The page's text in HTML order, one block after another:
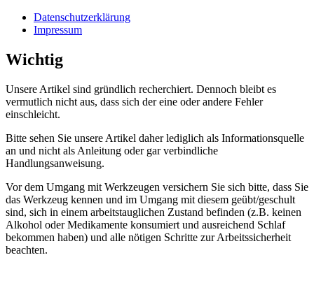
Datenschutzerklärung
Impressum
Wichtig
Unsere Artikel sind gründlich recherchiert. Dennoch bleibt es
vermutlich nicht aus, dass sich der eine oder andere Fehler
einschleicht.
Bitte sehen Sie unsere Artikel daher lediglich als Informationsquelle
an und nicht als Anleitung oder gar verbindliche
Handlungsanweisung.
Vor dem Umgang mit Werkzeugen versichern Sie sich bitte, dass Sie
das Werkzeug kennen und im Umgang mit diesem geübt/geschult
sind, sich in einem arbeitstauglichen Zustand befinden (z.B. keinen
Alkohol oder Medikamente konsumiert und ausreichend Schlaf
bekommen haben) und alle nötigen Schritte zur Arbeitssicherheit
beachten.